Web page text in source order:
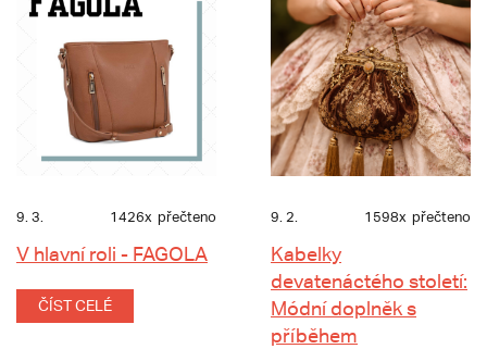
9. 3. 1426x přečteno
V hlavní roli - FAGOLA
ČÍST CELÉ
9. 2. 1598x přečteno
Kabelky
devatenáctého století:
Módní doplněk s
příběhem